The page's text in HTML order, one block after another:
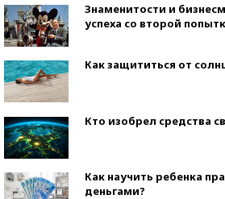
Знаменитости и
успеха со второй
Как защититься от
Кто изобрел средства
Как научить ребенка
деньгами?